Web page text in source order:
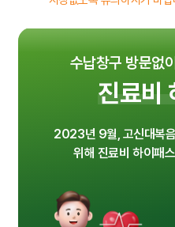
퇴
응급
진료
수납창구 방문없
진료비
2023년 9월, 고신대복
위해 진료비 하이패